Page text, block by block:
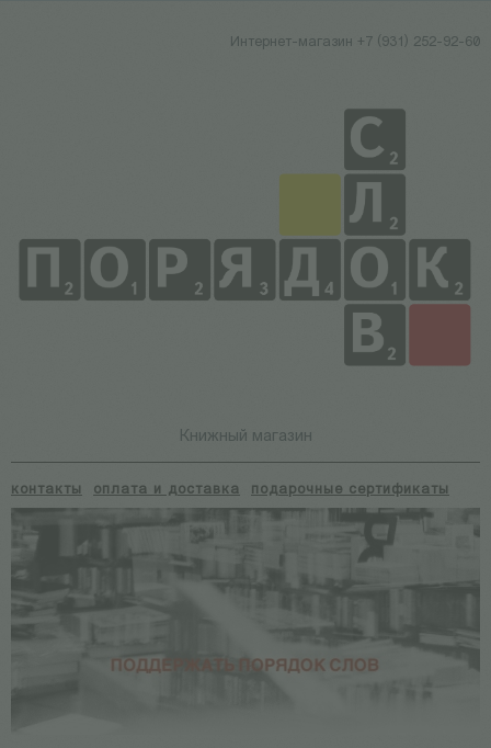
Интернет-магазин +7 (931) 252-92-60
Книжный магазин
контакты оплата и доставка подарочные сертификаты